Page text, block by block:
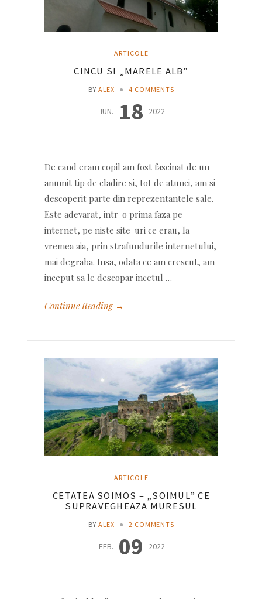
ARTICOLE
CINCU SI „MARELE ALB”
BY ALEX ● 4 COMMENTS
18
IUN. 2022
De cand eram copil am fost fascinat de un
anumit tip de cladire si, tot de atunci, am si
descoperit parte din reprezentantele sale.
Este adevarat, intr-o prima faza pe
internet, pe niste site-uri ce erau, la
vremea aia, prin strafundurile internetului,
mai degraba. Insa, odata ce am crescut, am
inceput sa le descopar incetul …
Continue Reading →
ARTICOLE
CETATEA SOIMOS – „SOIMUL” CE
SUPRAVEGHEAZA MURESUL
BY ALEX ● 2 COMMENTS
09
FEB. 2022